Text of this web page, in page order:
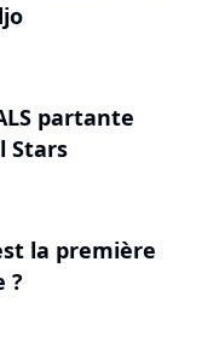
partante
Stars
la première
?